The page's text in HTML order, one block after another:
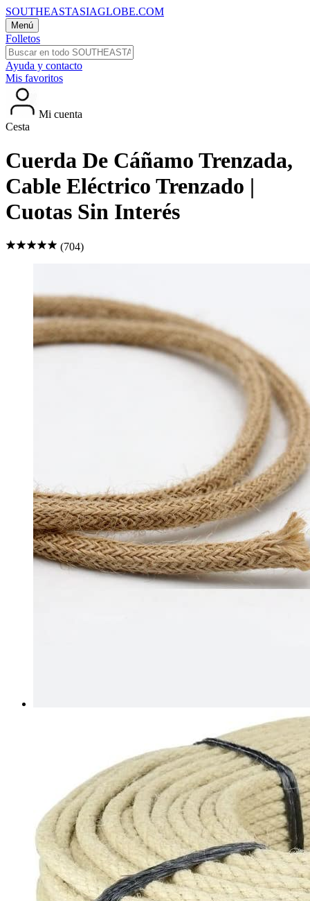
SOUTHEASTASIAGLOBE.COM
Menú
Folletos
Ayuda y contacto
Mis favoritos
Mi cuenta
Cesta
Cuerda De Cáñamo Trenzada,
Cable Eléctrico Trenzado |
Cuotas Sin Interés
(704)